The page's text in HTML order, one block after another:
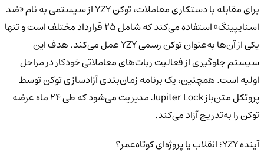
برای مقابله با دستکاری معاملات، توکن YZY از سیستمی به نام «ضد
اسنایپینگ» استفاده می‌کند که شامل ۲۵ قرارداد مختلف است و تنها
یکی از آن‌ها به‌عنوان توکن رسمی YZY عمل می‌کند. هدف این
سیستم جلوگیری از فعالیت ربات‌های معاملاتی خودکار در مراحل
اولیه است. همچنین، یک برنامه زمان‌بندی آزادسازی توکن توسط
پروتکل متن‌باز Jupiter Lock مدیریت می‌شود که طی ۲۴ ماه عرضه
توکن را به‌تدریج آزاد می‌کند.
آینده YZY؛ انقلاب یا پروژه‌ای کوتاه‌عمر؟